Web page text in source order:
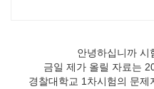
안녕하십니까 시
금일 제가 올릴 자료는
경찰대학교 1차시험의 문제